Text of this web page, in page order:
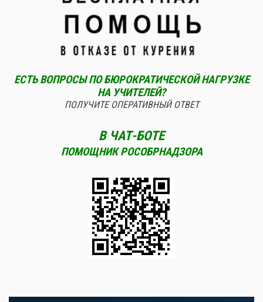
ЕСТЬ ВОПРОСЫ ПО БЮРОКРАТИЧЕСКОЙ НАГРУЗКЕ
НА УЧИТЕЛЕЙ?
ПОЛУЧИТЕ ОПЕРАТИВНЫЙ ОТВЕТ
В ЧАТ-БОТЕ
ПОМОЩНИК РОСОБРНАДЗОРА